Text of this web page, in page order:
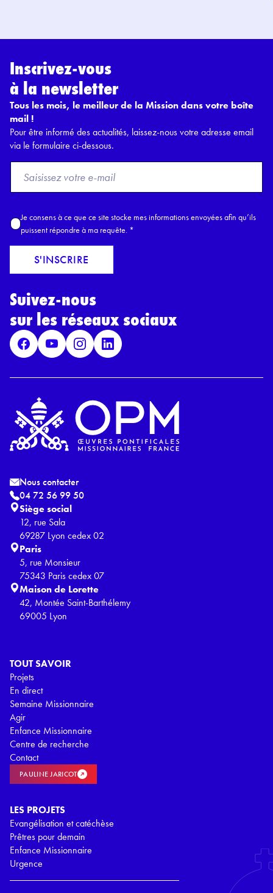
Inscrivez-vous
à la newsletter
Tous les mois, le meilleur de la Mission dans votre boîte
mail !
Pour être informé des actualités, laissez-nous votre adresse email
via le formulaire ci-dessous.
o
E
m
a
l
A
c
c
R
P
D
*
Je consens à ce que ce site stocke mes informations envoyées afin qu’ils
puissent répondre à ma requête. *
S'INSCRIRE
Suivez-nous
sur les réseaux sociaux
TOUT SAVOIR
Projets
En direct
Semaine Missionnaire
Agir
Enfance Missionnaire
Centre de recherche
Contact
PAULINE JARICOT
LES PROJETS
Evangélisation et catéchèse
Prêtres pour demain
Enfance Missionnaire
Urgence
Nous contacter
04 72 56 99 50
Siège social
12, rue Sala
69287 Lyon cedex 02
Paris
5, rue Monsieur
75343 Paris cedex 07
Maison de Lorette
42, Montée Saint-Barthélemy
69005 Lyon